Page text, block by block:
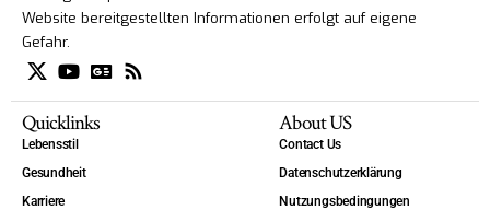
Website bereitgestellten Informationen erfolgt auf eigene
Gefahr.
Quicklinks
Lebensstil
Gesundheit
Karriere
About US
Contact Us
Datenschutzerklärung
Nutzungsbedingungen